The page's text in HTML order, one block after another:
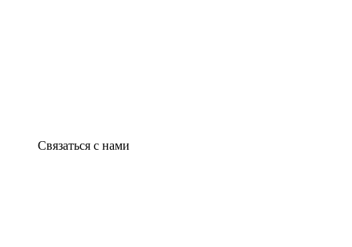
Связаться с нами